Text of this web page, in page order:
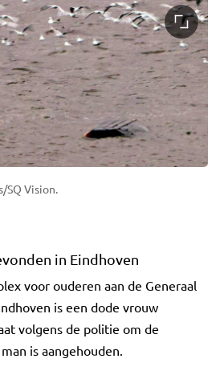
SQ Vision.
in Eindhoven
voor ouderen aan de Generaal
is een dode vrouw
volgens de politie om de
is aangehouden.